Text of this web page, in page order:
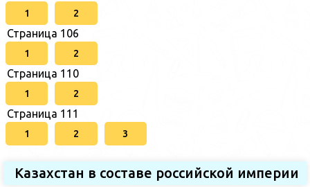
1 2
Страница 106
1 2
Страница 110
1 2
Страница 111
1 2 3
Казахстан в составе российской империи